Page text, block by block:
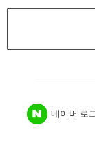
네이버 로